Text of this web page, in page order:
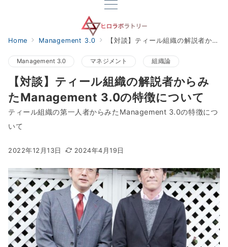
Home Management 3.0 【対談】ティール組織の解説者からみたManagement 3.0の特徴について
Management 3.0 マネジメント 組織論
【対談】ティール組織の解説者からみ
たManagement 3.0の特徴について
ティール組織の第一人者からみたManagement 3.0の特徴につ
いて
2022年12月13日 2024年4月19日